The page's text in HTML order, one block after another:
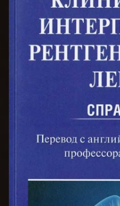
ультразвуковой